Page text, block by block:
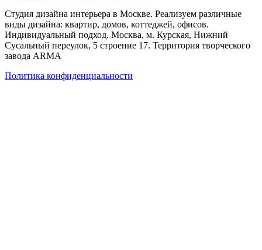
Студия дизайна интерьера в Москве. Реализуем различные
виды дизайна: квартир, домов, коттеджей, офисов.
Индивидуальный подход. Москва, м. Курская, Нижний
Сусальный переулок, 5 строение 17. Территория творческого
завода ARMA
Политика конфиденциальности